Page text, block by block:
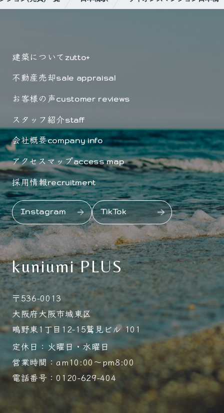
建築について zutto+
不動産売却sale appraisal
お客様の声customer reviews
スタッフ紹介staff
会社概要company info
アクセスマップaccess map
採用情報recruitment
Instagram TikTok
kuniumi PLUS
〒536-0013
大阪府大阪市城東区
鴫野東1丁目12-15鷲見ビル 101
定休日：火曜日・水曜日
営業時間：am10:00～pm8:00
電話番号：0120-629-404